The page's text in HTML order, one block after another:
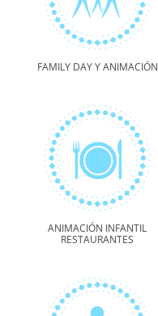
FAMILY DAY Y ANIMACIÓN
ANIMACIÓN INFANTIL
RESTAURANTES